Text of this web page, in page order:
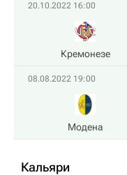
20.10.2022 16:00
Кремонезе
08.08.2022 19:00
Модена
Кальяри